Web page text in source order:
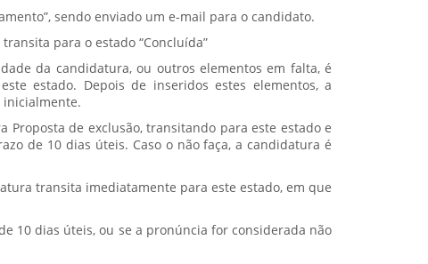
sendo enviado um e-mail para o candidato.
para o estado “Concluída”
da candidatura, ou outros elementos em falta, é
estado. Depois de inseridos estes elementos, a
inicialmente.
de exclusão, transitando para este estado e
de 10 dias úteis. Caso o não faça, a candidatura é
transita imediatamente para este estado, em que
10 dias úteis, ou se a pronúncia for considerada não